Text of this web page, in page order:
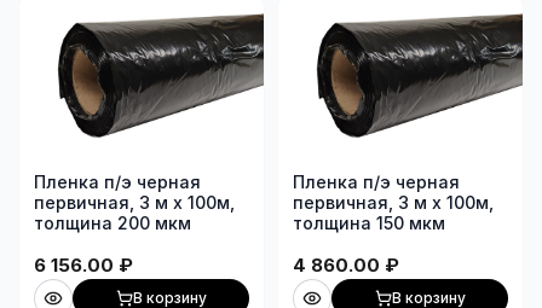
Пленка п/э черная
первичная, 3 м х 100м,
толщина 200 мкм
6 156.00 ₽
В корзину
Пленка п/э черная
первичная, 3 м х 100м,
толщина 150 мкм
4 860.00 ₽
В корзину